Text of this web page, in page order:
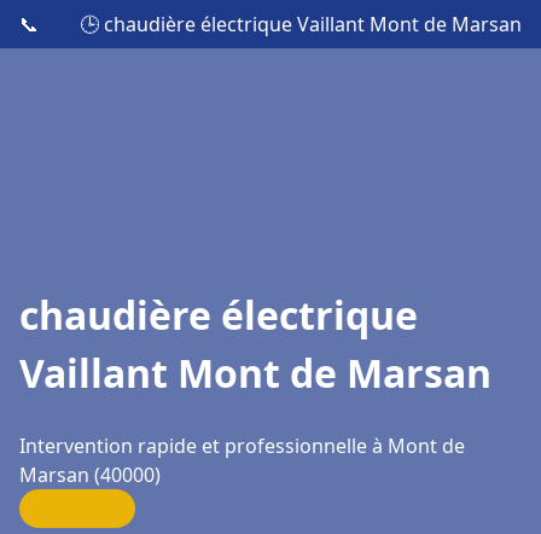
📞 🕒 chaudière électrique Vaillant Mont de Marsan
chaudière électrique
Vaillant Mont de Marsan
Intervention rapide et professionnelle à Mont de
Marsan (40000)